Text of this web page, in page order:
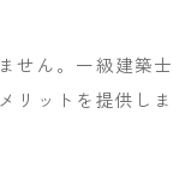
せん。一級建築士
リットを提供しま